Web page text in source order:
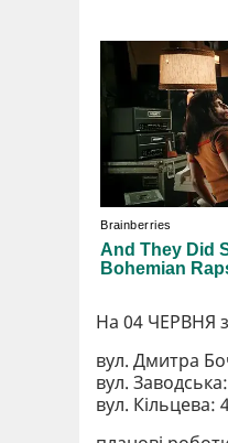
На 04 ЧЕРВНЯ
вул. Дмитра
вул.
вул. Кільцева: